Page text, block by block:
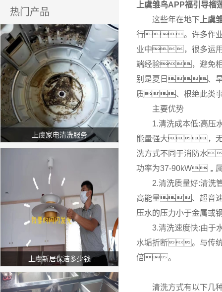
热门产品
上虞家电清洗服务
上虞新居保洁多少钱
上虞雏鸟APP福引导榴
这些年在地下 上虞
行。许多作业
业中，很多运用
端经验，避免相
别是夏日、旱
质、根绝此类
主要优势
1.清洗成本低:高
能量强大，无
洗方式不同于消防水
功率为37-90kW，
2.清洗质量好:清
高能量、超音速
压水的压力小于金属
3.清洗速度快:由
水垢折断。与传
倍。
清洗方式有以下